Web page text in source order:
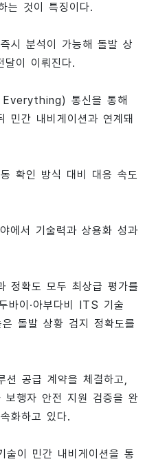
는 것이 특징이다.
시 분석이 가능해 돌발 상
이 이뤄진다.
통신을 통해
민간 내비게이션과 연계돼
확인 방식 대비 대응 속도
에서 기술력과 상용화 성과
정확도 모두 최상급 평가를
바이·아부다비 ITS 기술
돌발 상황 검지 정확도를
션 공급 계약을 체결하고,
보행자 안전 지원 검증을 완
화하고 있다.
이 민간 내비게이션을 통